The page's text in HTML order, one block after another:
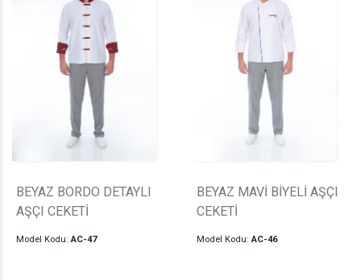
BEYAZ BORDO DETAYLI
AŞÇI CEKETİ
Model Kodu:AC-47
BEYAZ MAVİ BİYELİ AŞÇI
CEKETİ
Model Kodu:AC-46